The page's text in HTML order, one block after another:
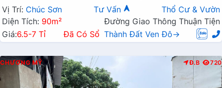
Vị Trí: Chúc Sơn Tư Vấn
Thổ Cư & Vườn
Diện Tích: 90m²
Đường Giao Thông Thuận Tiện
Giá:6.5-7 Tỉ Đã Có Sổ Thành Đất Ven Đô→
CHƯƠNG MỸ Đ.B 720